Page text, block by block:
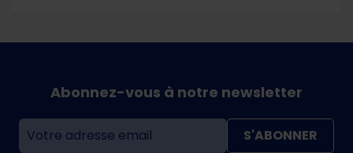
Abonnez-vous à notre newsletter
S'ABONNER